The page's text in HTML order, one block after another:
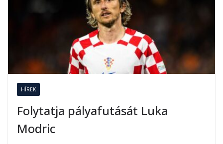
HÍREK
Folytatja pályafutását Luka
Modric